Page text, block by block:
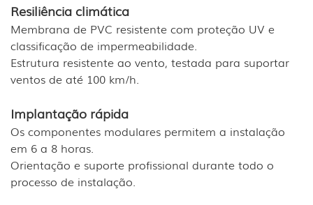
Resiliência climática
Membrana de PVC resistente com proteção UV e
classificação de impermeabilidade.
Estrutura resistente ao vento, testada para suportar
ventos de até 100 km/h.
Implantação rápida
Os componentes modulares permitem a instalação
em 6 a 8 horas.
Orientação e suporte profissional durante todo o
processo de instalação.